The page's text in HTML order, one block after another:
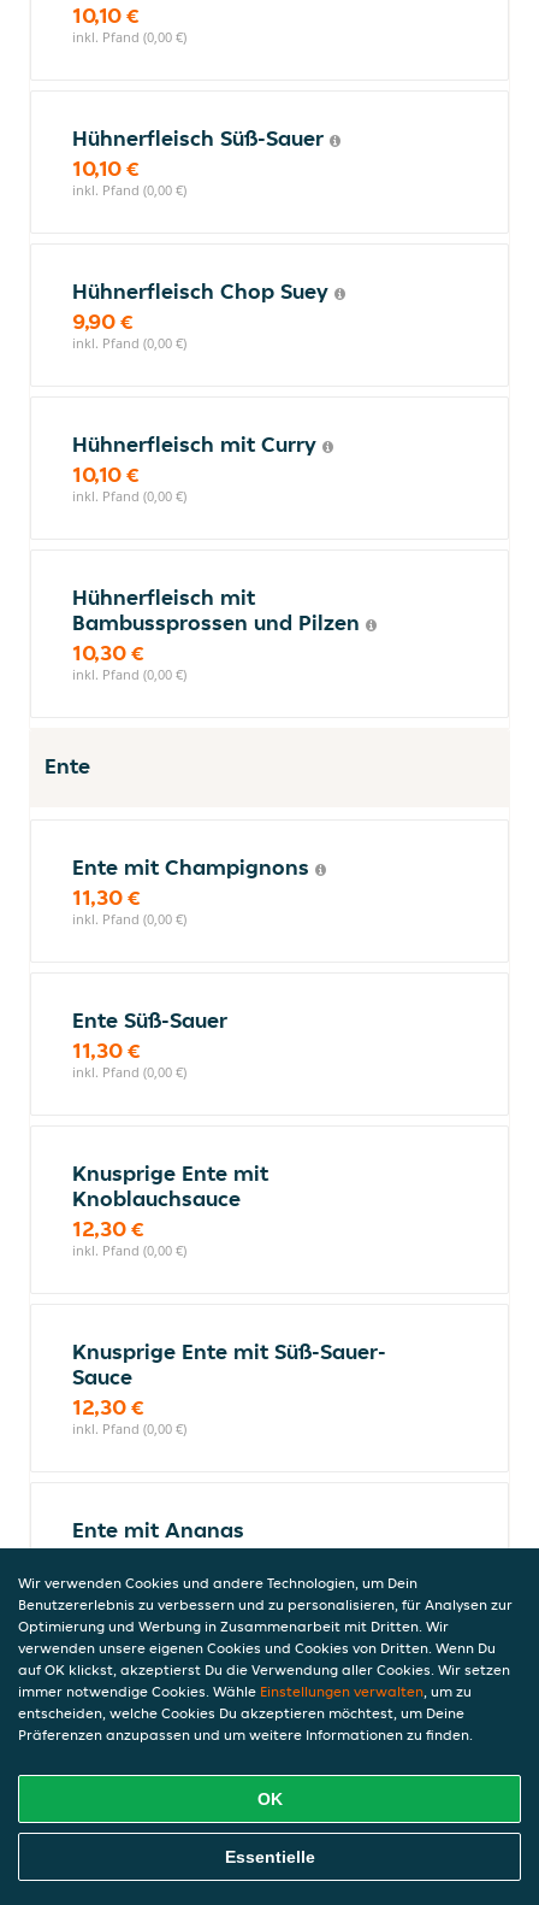
10,10 €
inkl. Pfand (0,00 €)
Hühnerfleisch Süß-Sauer
10,10 €
inkl. Pfand (0,00 €)
Hühnerfleisch Chop Suey
9,90 €
inkl. Pfand (0,00 €)
Hühnerfleisch mit Curry
10,10 €
inkl. Pfand (0,00 €)
Hühnerfleisch mit
Bambussprossen und Pilzen
10,30 €
inkl. Pfand (0,00 €)
Ente
Ente mit Champignons
11,30 €
inkl. Pfand (0,00 €)
Ente Süß-Sauer
11,30 €
inkl. Pfand (0,00 €)
Knusprige Ente mit
Knoblauchsauce
12,30 €
inkl. Pfand (0,00 €)
Knusprige Ente mit Süß-Sauer-
Sauce
12,30 €
inkl. Pfand (0,00 €)
Ente mit Ananas
inkl. Pfand (0,00 €)
Ente mit Bambussprossen und
Pilzen
11,50 €
Ente nach Szechuan Art
Online Essen Bestellen
Wir verwenden Cookies und andere Technologien, um Dein
Benutzererlebnis zu verbessern und zu personalisieren, für Analysen zur
Optimierung und Werbung in Zusammenarbeit mit Dritten. Wir
verwenden unsere eigenen Cookies und Cookies von Dritten. Wenn Du
auf OK klickst, akzeptierst Du die Verwendung aller Cookies. Wir setzen
immer notwendige Cookies. Wähle Einstellungen verwalten, um zu
entscheiden, welche Cookies Du akzeptieren möchtest, um Deine
Präferenzen anzupassen und um weitere Informationen zu finden.
OK
Essentielle